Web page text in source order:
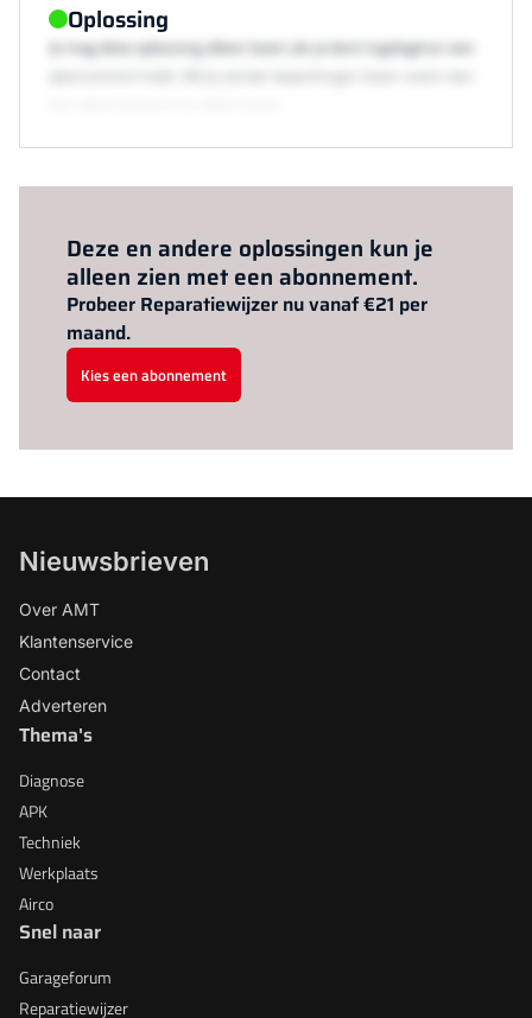
Oplossing
Je mag deze oplossing alleen lezen als je bent ingelogd en een
Deze en andere oplossingen kun je
alleen zien met een abonnement.
Probeer Reparatiewijzer nu vanaf €21 per
maand.
Kies een abonnement
Nieuwsbrieven
Over AMT
Klantenservice
Contact
Adverteren
Thema's
Diagnose
APK
Techniek
Werkplaats
Airco
Snel naar
Garageforum
Reparatiewijzer